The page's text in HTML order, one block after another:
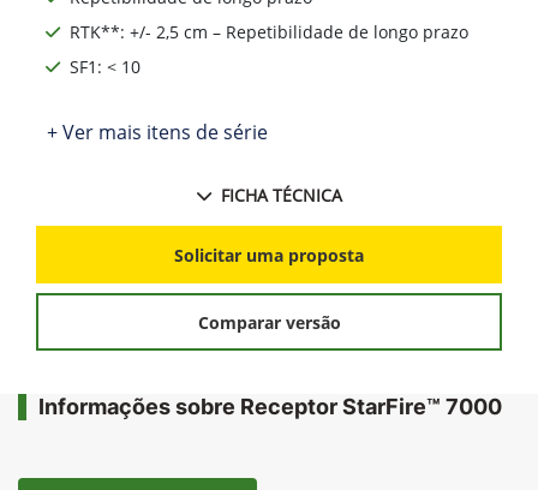
RTK**: +/- 2,5 cm – Repetibilidade de longo prazo
SF1: < 10
+ Ver mais itens de série
FICHA TÉCNICA
Solicitar uma proposta
Comparar versão
Informações sobre Receptor StarFire™ 7000